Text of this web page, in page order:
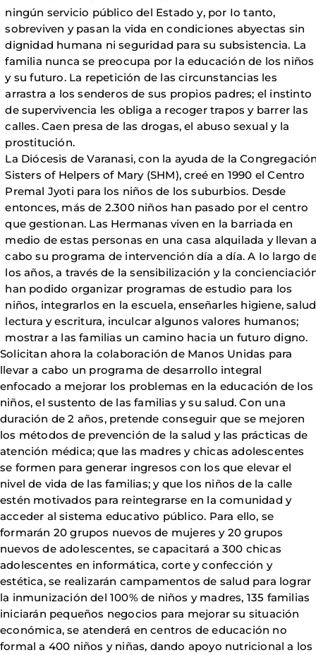
ningún servicio público del Estado y, por Io tanto,
sobreviven y pasan la vida en condiciones abyectas sin
dignidad humana ni seguridad para su subsistencia. La
familia nunca se preocupa por la educación de los niños
y su futuro. La repetición de las circunstancias les
arrastra a los senderos de sus propios padres; el instinto
de supervivencia les obliga a recoger trapos y barrer las
calles. Caen presa de las drogas, el abuso sexual y la
prostitución.
La Diócesis de Varanasi, con la ayuda de la
Sisters of Helpers of Mary (SHM), creé en 1990 el Centro
Premal Jyoti para los niños de los suburbios. Desde
entonces, más de 2.300 niños han pasado por el centro
que gestionan. Las Hermanas viven en la barriada en
medio de estas personas en una casa alquilada y llevan
cabo su programa de intervención día a día. A Io largo
los años, a través de la sensibilización y la
han podido organizar programas de estudio para los
niños, integrarlos en la escuela, enseñarles higiene,
lectura y escritura, inculcar algunos valores humanos;
mostrar a las familias un camino hacia un futuro digno.
Solicitan ahora la colaboración de Manos Unidas para
llevar a cabo un programa de desarrollo integral
enfocado a mejorar los problemas en la educación de los
niños, el sustento de las familias y su salud. Con una
duración de 2 años, pretende conseguir que se mejoren
los métodos de prevención de la salud y las prácticas de
atención médica; que las madres y chicas adolescentes
se formen para generar ingresos con los que elevar el
nivel de vida de las familias; y que los niños de la calle
estén motivados para reintegrarse en la comunidad y
acceder al sistema educativo público. Para ello, se
formarán 20 grupos nuevos de mujeres y 20 grupos
nuevos de adolescentes, se capacitará a 300 chicas
adolescentes en informática, corte y confección y
estética, se realizarán campamentos de salud para lograr
la inmunización del 100% de niños y madres, 135 familias
iniciarán pequeños negocios para mejorar su situación
económica, se atenderá en centros de educación no
formal a 400 niños y niñas, dando apoyo nutricional a los